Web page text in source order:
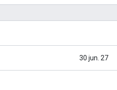
30 jun. 27